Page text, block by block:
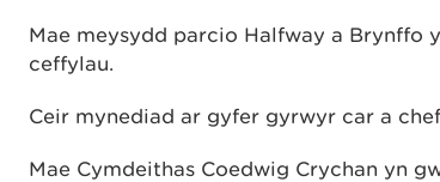
Mae meysydd parcio Halfway a Brynffo
ceffylau.
Ceir mynediad ar gyfer gyrwyr car a
Mae Cymdeithas Coedwig Crychan yn